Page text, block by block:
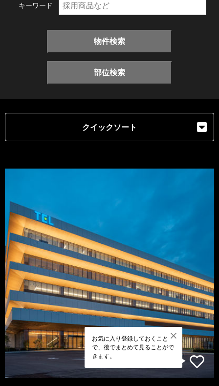
キーワード
物件検索
部位検索
クイックソート
お気に入り登録しておくこと
で、後でまとめて見ることがで
きます。